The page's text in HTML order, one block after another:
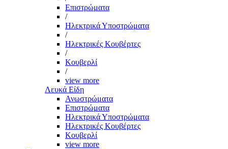
Επιστρώματα
/
Ηλεκτρικά Υποστρώματα
/
Ηλεκτρικές Κουβέρτες
/
Κουβερλί
/
view more
Λευκά Είδη
Ανωστρώματα
Επιστρώματα
Ηλεκτρικά Υποστρώματα
Ηλεκτρικές Κουβέρτες
Κουβερλί
view more